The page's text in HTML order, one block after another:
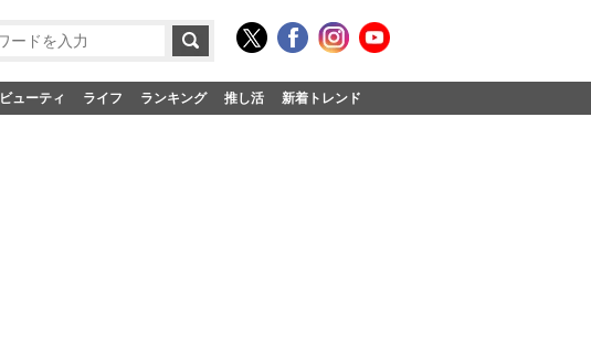
ビューティ ライフ ランキング 推し活 新着トレンド